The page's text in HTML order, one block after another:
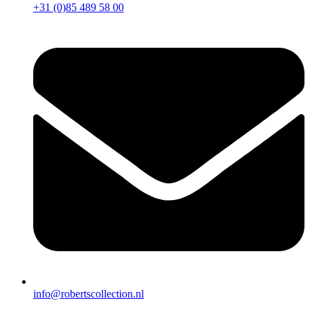
+31 (0)85 489 58 00
info@robertscollection.nl